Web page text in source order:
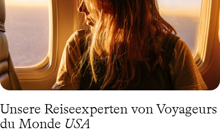
San Francisco Ihrer Bohème-Seite freien Lauf und drehen Sie in
Hollywood auf den Hügeln von Los Angeles den Film Ihres Lebens.
Ein Westen mit einem Reichtum an Sehenswürdigkeiten, den eine
einzige Reise nicht erschöpfen kann.
Unsere Reiseexperten von Voyageurs
du Monde USA